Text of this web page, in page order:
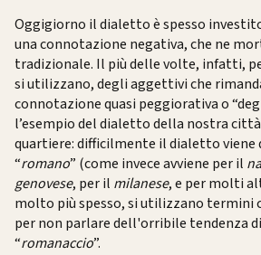
Oggigiorno il dialetto è spesso
una connotazione negativa, che ne
tradizionale. Il più delle volte, infatti,
si utilizzano, degli aggettivi che
connotazione quasi peggiorativa o
l’esempio del dialetto della nostra
quartiere: difficilmente il dialetto viene
“romano” (come invece avviene per il
genovese, per il milanese, e per molti
molto più spesso, si utilizzano termini
per non parlare dell'orribile tendenza
“romanaccio”.